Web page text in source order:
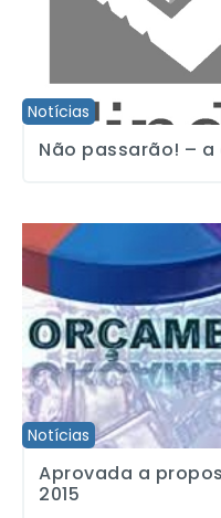
Notícias
Não passarão! –
Notícias
Aprovada a proposta
Aprovada a
2015